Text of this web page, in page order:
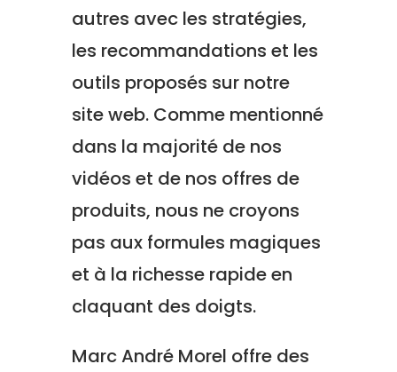
autres avec les stratégies,
les recommandations et les
outils proposés sur notre
site web.Comme mentionné
dans la majorité de nos
vidéos et de nos offres de
produits, nous ne croyons
pas aux formules magiques
et à la richesse rapide en
claquant des doigts.
Marc André Morel offre des